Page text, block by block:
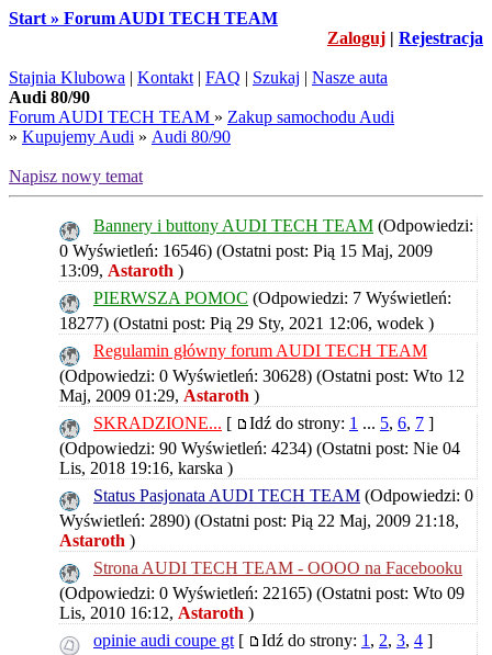
Start » Forum AUDI TECH TEAM
Zaloguj | Rejestracja
Stajnia Klubowa | Kontakt | FAQ | Szukaj | Nasze auta
Audi 80/90
Forum AUDI TECH TEAM » Zakup samochodu Audi
» Kupujemy Audi » Audi 80/90
Napisz nowy temat
Bannery i buttony AUDI TECH TEAM (Odpowiedzi:
0 Wyświetleń: 16546) (Ostatni post: Pią 15 Maj, 2009
13:09, Astaroth )
PIERWSZA POMOC (Odpowiedzi: 7 Wyświetleń:
18277) (Ostatni post: Pią 29 Sty, 2021 12:06, wodek )
Regulamin główny forum AUDI TECH TEAM
(Odpowiedzi: 0 Wyświetleń: 30628) (Ostatni post: Wto 12
Maj, 2009 01:29, Astaroth )
SKRADZIONE... [ Idź do strony: 1 ... 5, 6, 7 ]
(Odpowiedzi: 90 Wyświetleń: 4234) (Ostatni post: Nie 04
Lis, 2018 19:16, karska )
Status Pasjonata AUDI TECH TEAM (Odpowiedzi: 0
Wyświetleń: 2890) (Ostatni post: Pią 22 Maj, 2009 21:18,
Astaroth )
Strona AUDI TECH TEAM - OOOO na Facebooku
(Odpowiedzi: 0 Wyświetleń: 22165) (Ostatni post: Wto 09
Lis, 2010 16:12, Astaroth )
opinie audi coupe gt [ Idź do strony: 1 , 2, 3, 4 ]